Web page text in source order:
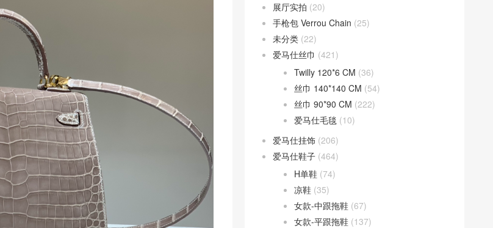
展厅实拍 (20)
手枪包 Verrou Chain (25)
未分类 (22)
爱马仕丝巾 (421)
Twilly 120*6 CM (36)
丝巾 140*140 CM (54)
丝巾 90*90 CM (222)
爱马仕毛毯 (10)
爱马仕挂饰 (206)
爱马仕鞋子 (464)
H单鞋 (74)
凉鞋 (35)
女款-中跟拖鞋 (67)
女款-平跟拖鞋 (137)